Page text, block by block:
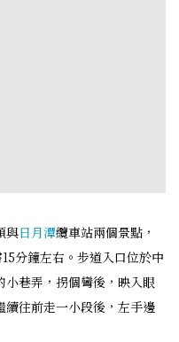
與日月潭纜車站兩個景點，
分鐘左右。步道入口位於中
小巷弄，拐個彎後，映入眼
往前走一小段後，左手邊